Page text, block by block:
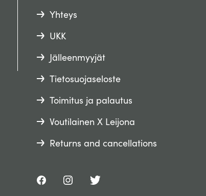
Yhteys
UKK
Jälleenmyyjät
Tietosuojaseloste
Toimitus ja palautus
Voutilainen X Leijona
Returns and cancellations